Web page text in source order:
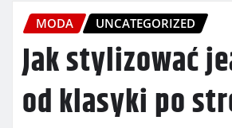
MODA UNCATEGORIZED
Jak stylizować
od klasyki po